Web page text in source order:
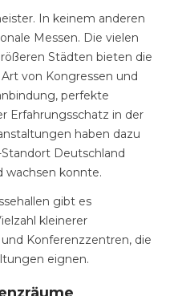
In keinem anderen
Messen. Die vielen
Städten bieten die
von Kongressen und
perfekte
Erfahrungsschatz in der
haben dazu
Deutschland
wachsen konnte.
gibt es
kleinerer
Konferenzzentren, die
eignen.